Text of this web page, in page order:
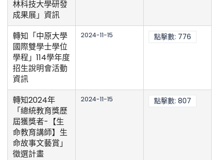
林科技大學研發
成果展」資訊
轉知「中原大學
國際雙學士學位
學程」114學年度
招生說明會活動
資訊
2024-11-15 點擊數: 776
轉知2024年
「總統教育獎歷
屆獲獎者-【生
命教育講師】生
命故事文藝賞」
徵選計畫
2024-11-15 點擊數: 807